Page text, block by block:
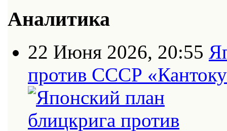
Аналитика
22 Июня 2026, 20:55
против СССР